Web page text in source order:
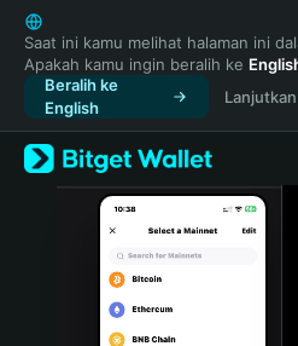
English
日本語
Tiếng Việt
Русский
Español (Latinoamérica)
Türkçe
Italiano
Português (Portugal)
Saat ini kamu melihat halaman ini
Apakah kamu ingin beralih ke
Beralih ke
English